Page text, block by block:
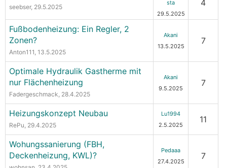
seebser, 29.5.2025
sta
29.5.2025
4
Fußbodenheizung: Ein Regler, 2
Zonen?
Anton111, 13.5.2025
Akani
13.5.2025
7
Optimale Hydraulik Gastherme mit
nur Flächenheizung
Fadergeschmack, 28.4.2025
Akani
9.5.2025
7
Heizungskonzept Neubau
RePu, 29.4.2025
Lu1994
2.5.2025
11
Wohungssanierung (FBH,
Deckenheizung, KWL)?
Pedaaa
27.4.2025
7